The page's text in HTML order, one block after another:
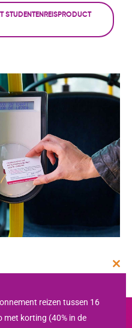
STUDENTENREISPRODUCT
reizen tussen 16
met korting (40% in de